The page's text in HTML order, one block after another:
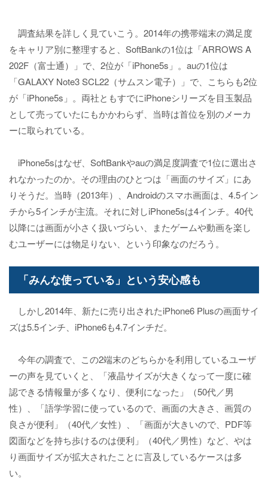
調査結果を詳しく見ていこう。2014年の携帯端末の満足度
をキャリア別に整理すると、SoftBankの1位は「ARROWS A
202F（富士通）」で、2位が「iPhone5s」。auの1位は
「GALAXY Note3 SCL22（サムスン電子）」で、こちらも2位
が「iPhone5s」。両社ともすでにiPhoneシリーズを目玉製品
として売っていたにもかかわらず、当時は首位を別のメーカ
ーに取られている。
iPhone5sはなぜ、SoftBankやauの満足度調査で1位に選出さ
れなかったのか。その理由のひとつは「画面のサイズ」にあ
りそうだ。当時（2013年）、Androidのスマホ画面は、4.5イン
チから5インチが主流。それに対しiPhone5sは4インチ。40代
以降には画面が小さく扱いづらい、またゲームや動画を楽し
むユーザーには物足りない、という印象なのだろう。
「みんな使っている」という安心感も
しかし2014年、新たに売り出されたiPhone6 Plusの画面サイ
ズは5.5インチ、iPhone6も4.7インチだ。
今年の調査で、この2端末のどちらかを利用しているユーザ
ーの声を見ていくと、「液晶サイズが大きくなって一度に確
認できる情報量が多くなり、便利になった」（50代／男
性）、「語学学習に使っているので、画面の大きさ、画質の
良さが便利」（40代／女性）、「画面が大きいので、PDF等
図面などを持ち歩けるのは便利」（40代／男性）など、やは
り画面サイズが拡大されたことに言及しているケースは多
い。